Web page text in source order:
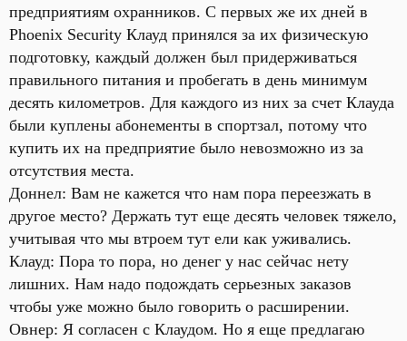
предприятиям охранников. С первых же их дней в
Phoenix Security Клауд принялся за их физическую
подготовку, каждый должен был придерживаться
правильного питания и пробегать в день минимум
десять километров. Для каждого из них за счет Клауда
были куплены абонементы в спортзал, потому что
купить их на предприятие было невозможно из за
отсутствия места.
Доннел: Вам не кажется что нам пора переезжать в
другое место? Держать тут еще десять человек тяжело,
учитывая что мы втроем тут ели как уживались.
Клауд: Пора то пора, но денег у нас сейчас нету
лишних. Нам надо подождать серьезных заказов
чтобы уже можно было говорить о расширении.
Овнер: Я согласен с Клаудом. Но я еще предлагаю